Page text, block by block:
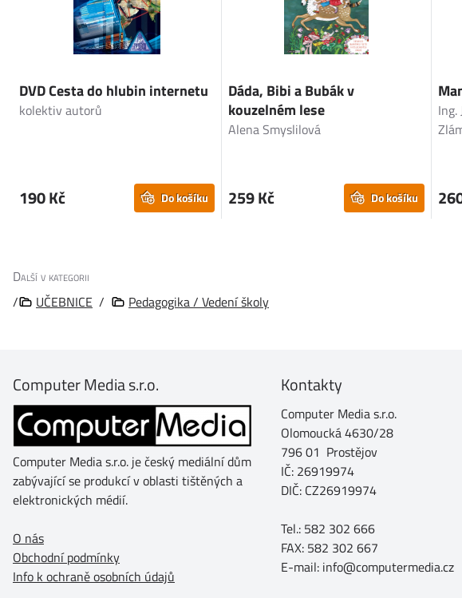
DVD Cesta do hlubin internetu
kolektiv autorů
190 Kč Do košíku
Dáda, Bibi a Bubák v
kouzelném lese
Alena Smyslilová
259 Kč Do košíku
Ing.
Další v kategorii
/
UČEBNICE / Pedagogika / Vedení školy
Computer Media s.r.o.
Computer Media s.r.o. je český mediální dům
zabývající se produkcí v oblasti tištěných a
elektronických médií.
O nás
Obchodní podmínky
Info k ochraně osobních údajů
Kontakty
Computer Media s.r.o.
Olomoucká 4630/28
796 01 Prostějov
IČ: 26919974
DIČ: CZ26919974
Tel.: 582 302 666
FAX: 582 302 667
E-mail: info@computermedia.cz